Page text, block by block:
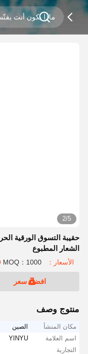
2/5
حقيبة التسوق الورقية
الشعار المطبوع
الأسعار：USD0.1-200 MOQ：1000
افضل سعر
منتوج وصف
مكان المنشأ
الصين
اسم العلامة
التجارية
YINYU